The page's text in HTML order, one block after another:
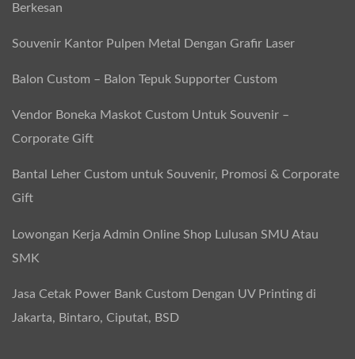
Berkesan
Souvenir Kantor Pulpen Metal Dengan Grafir Laser
Balon Custom – Balon Tepuk Supporter Custom
Vendor Boneka Maskot Custom Untuk Souvenir –
Corporate Gift
Bantal Leher Custom untuk Souvenir, Promosi & Corporate
Gift
Lowongan Kerja Admin Online Shop Lulusan SMU Atau
SMK
Jasa Cetak Power Bank Custom Dengan UV Printing di
Jakarta, Bintaro, Ciputat, BSD